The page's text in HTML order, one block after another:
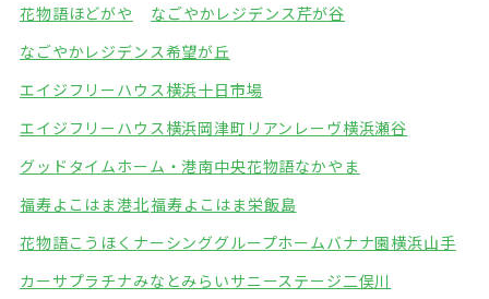
花物語ほどがや
なごやかレジデンス芹が谷
なごやかレジデンス希望が丘
エイジフリーハウス横浜十日市場
エイジフリーハウス横浜岡津町 リアンレーヴ横浜瀬谷
グッドタイムホーム・港南中央花物語なかやま
福寿よこはま港北福寿よこはま栄飯島
花物語こうほくナーシンググループホームバナナ園横浜山手
カーサプラチナみなとみらいサニーステージ二俣川